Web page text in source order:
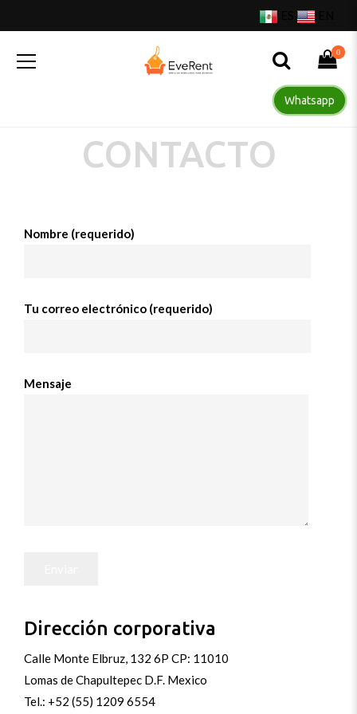
0
Whatsapp
CONTACTO
Nombre (requerido)
Tu correo electrónico (requerido)
Mensaje
Dirección corporativa
Calle Monte Elbruz, 132 6P CP: 11010
Lomas de Chapultepec D.F. Mexico
Tel.: +52 (55) 1209 6554